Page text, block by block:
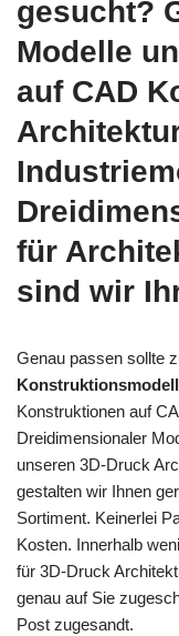
gesucht?
Modelle
auf CAD
für
sind wir
Genau passen sollte
Konstruktionen auf
Dreidimensionaler
unseren 3D-Druck
gestalten wir Ihnen
Sortiment. Keinerlei
Kosten. Innerhalb
für 3D-Druck
genau auf Sie
Post zugesandt.